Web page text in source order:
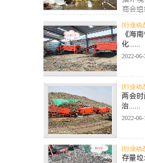
商会
[行业动
《海
化......
2022-06-
[行业动
两会
治......
2022-06-
[行业动
存量